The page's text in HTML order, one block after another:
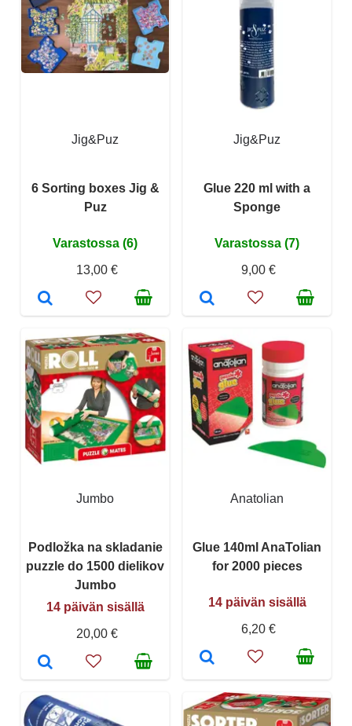
Jig&Puz
6 Sorting boxes Jig &
Puz
Varastossa (6)
13,00 €
Jig&Puz
Glue 220 ml with a
Sponge
Varastossa (7)
9,00 €
Jumbo
Podložka na skladanie
puzzle do 1500 dielikov
Jumbo
14 päivän sisällä
20,00 €
Anatolian
Glue 140ml AnaTolian
for 2000 pieces
14 päivän sisällä
6,20 €